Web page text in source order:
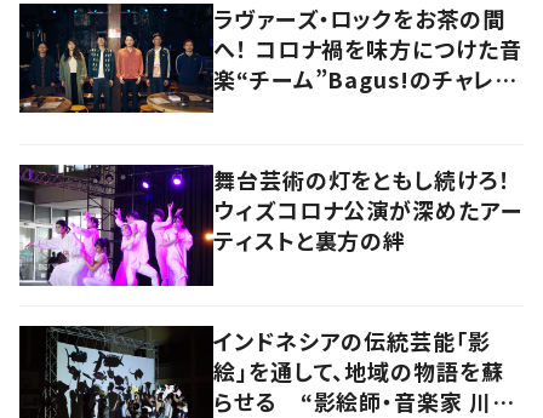
ラヴァーズ・ロックをお茶の間
へ！ コロナ禍を味方につけた音
楽“チーム”Bagus!のチャレン
舞台芸術の灯をともし続けろ！
ウィズコロナ公演が深めたアー
ティストと裏方の絆
インドネシアの伝統芸能「影
絵」を通して、地域の物語を蘇
らせる “影絵師・音楽家 川村